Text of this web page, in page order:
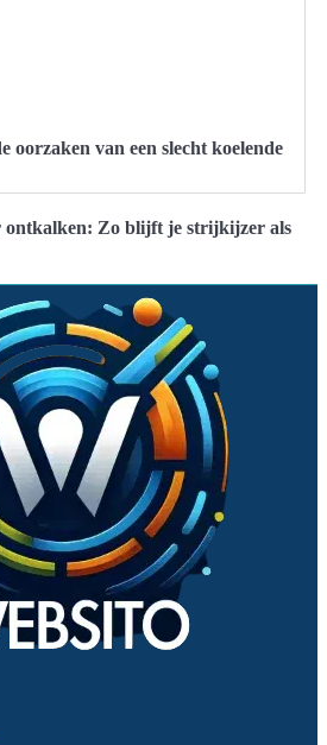
oorzaken van een slecht koelende
Zo blijft je strijkijzer als